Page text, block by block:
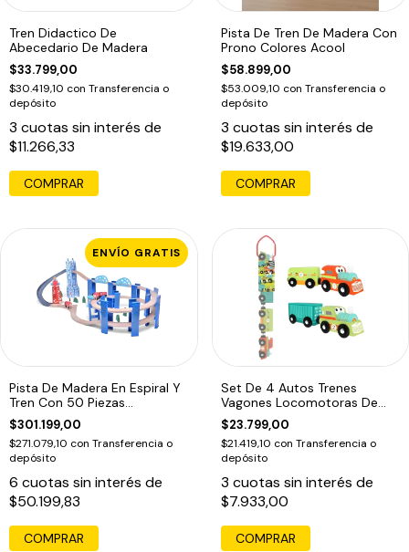
Tren Didactico De
Abecedario De Madera
$33.799,00
$30.419,10 con Transferencia o
depósito
3 cuotas sin interés de
$11.266,33
COMPRAR
Pista De Tren De Madera Con
Prono Colores Acool
$58.899,00
$53.009,10 con Transferencia o
depósito
3 cuotas sin interés de
$19.633,00
COMPRAR
ENVÍO GRATIS
Pista De Madera En Espiral Y
Tren Con 50 Piezas
Montessori
$301.199,00
$271.079,10 con Transferencia o
depósito
6 cuotas sin interés de
$50.199,83
Set De 4 Autos Trenes
Vagones Locomotoras De
Madera Imantado
$23.799,00
$21.419,10 con Transferencia o
depósito
3 cuotas sin interés de
$7.933,00
COMPRAR